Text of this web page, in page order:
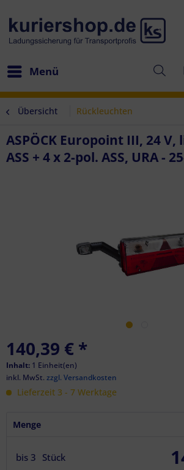
Menü
Übersicht Rückleuchten
ASPÖCK Europoint III, 24 V,
ASS + 4 x 2-pol. ASS, URA -
140,39 € *
Inhalt: 1 Einheit(en)
inkl. MwSt. zzgl. Versandkosten
Lieferzeit 3 - 7 Werktage
Menge
bis 3 Stück